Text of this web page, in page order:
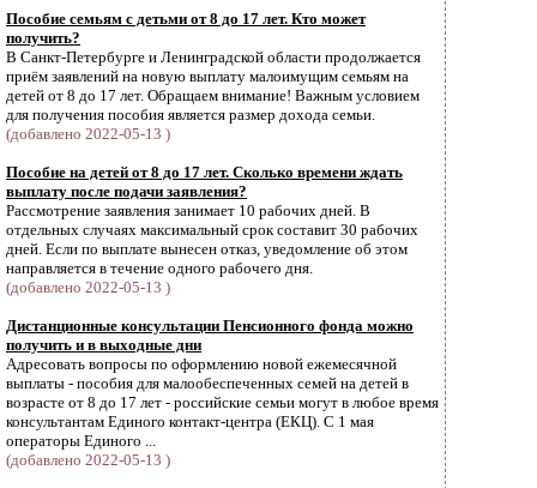
Пособие семьям с детьми от 8 до 17 лет. Кто может
получить?
В Санкт-Петербурге и Ленинградской области продолжается
приём заявлений на новую выплату малоимущим семьям на
детей от 8 до 17 лет. Обращаем внимание! Важным условием
для получения пособия является размер дохода семьи.
(добавлено 2022-05-13 )
Пособие на детей от 8 до 17 лет. Сколько времени ждать
выплату после подачи заявления?
Рассмотрение заявления занимает 10 рабочих дней. В
отдельных случаях максимальный срок составит 30 рабочих
дней. Если по выплате вынесен отказ, уведомление об этом
направляется в течение одного рабочего дня.
(добавлено 2022-05-13 )
Дистанционные консультации Пенсионного фонда можно
получить и в выходные дни
Адресовать вопросы по оформлению новой ежемесячной
выплаты - пособия для малообеспеченных семей на детей в
возрасте от 8 до 17 лет - российские семьи могут в любое время
консультантам Единого контакт-центра (ЕКЦ). С 1 мая
операторы Единого ...
(добавлено 2022-05-13 )